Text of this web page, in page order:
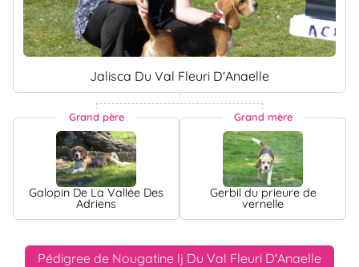
Jalisca Du Val Fleuri D'Anaelle
Grand père
Galopin De La Vallée Des
Adriens
Grand mère
Gerbil du prieure de
vernelle
Pédigree de Nougatine lj Du Val Fleuri D'Anaelle